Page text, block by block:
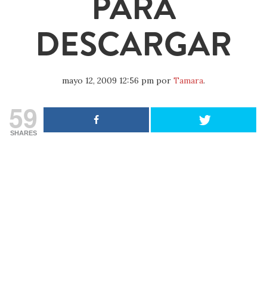
DESCARGAR
mayo 12, 2009 12:56 pm por Tamara.
59
SHARES